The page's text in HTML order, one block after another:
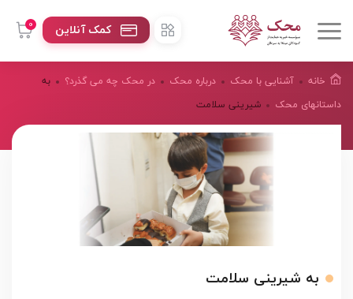
0 کمک آنلاین
خانه آشنایی با محک درباره محک
در محک چه می گذرد؟
داستانهای محک
به
شیرینی سلامت
به شیرینی سلامت